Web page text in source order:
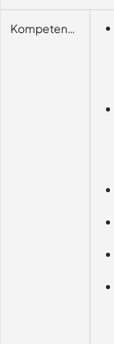
Kompetenzerwerb